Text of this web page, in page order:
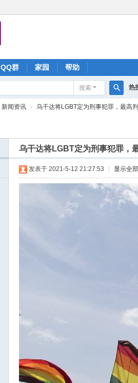
QQ群 家园 帮助
搜索
搜
热
新闻资讯 › 乌干达将LGBT定为刑事犯罪，最高
乌干达将LGBT定为刑事犯罪，
发表于 2021-5-12 21:27:53 显示全